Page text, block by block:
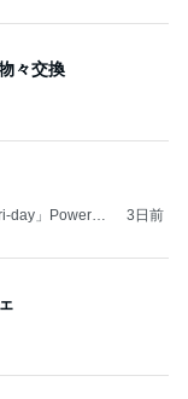
イオラックス】～
グ
の？